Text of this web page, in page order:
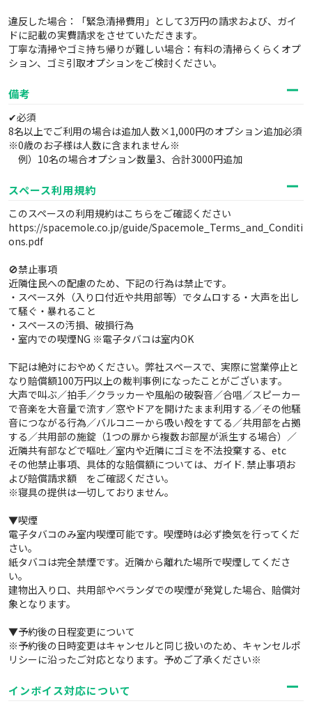
違反した場合：「緊急清掃費用」として3万円の請求および、ガイ
ドに記載の実費請求をさせていただきます。
丁寧な清掃やゴミ持ち帰りが難しい場合：有料の清掃らくらくオプ
ション、ゴミ引取オプションをご検討ください。
備考
✔必須
8名以上でご利用の場合は追加人数×1,000円のオプション追加必須
※0歳のお子様は人数に含まれません※
例）10名の場合オプション数量3、合計3000円追加
スペース利用規約
このスペースの利用規約はこちらをご確認ください
https://spacemole.co.jp/guide/Spacemole_Terms_and_Conditi
ons.pdf
🚫禁止事項
近隣住民への配慮のため、下記の行為は禁止です。
・スペース外（入り口付近や共用部等）でタムロする・大声を出し
て騒ぐ・暴れること
・スペースの汚損、破損行為
・室内での喫煙NG ※電子タバコは室内OK
下記は絶対におやめください。弊社スペースで、実際に営業停止と
なり賠償額100万円以上の裁判事例になったことがございます。
大声で叫ぶ／拍手／クラッカーや風船の破裂音／合唱／スピーカー
で音楽を大音量で流す／窓やドアを開けたまま利用する／その他騒
音につながる行為／バルコニーから吸い殻をすてる／共用部を占拠
する／共用部の施錠（1つの扉から複数お部屋が派生する場合）／
近隣共有部などで嘔吐／室内や近隣にゴミを不法投棄する、etc
その他禁止事項、具体的な賠償額については、ガイド. 禁止事項お
よび賠償請求額 をご確認ください。
※寝具の提供は一切しておりません。
▼喫煙
電子タバコのみ室内喫煙可能です。喫煙時は必ず換気を行ってくだ
さい。
紙タバコは完全禁煙です。近隣から離れた場所で喫煙してくださ
い。
建物出入り口、共用部やベランダでの喫煙が発覚した場合、賠償対
象となります。
▼予約後の日程変更について
※予約後の日時変更はキャンセルと同じ扱いのため、キャンセルポ
リシーに沿ったご対応となります。予めご了承ください※
インボイス対応について